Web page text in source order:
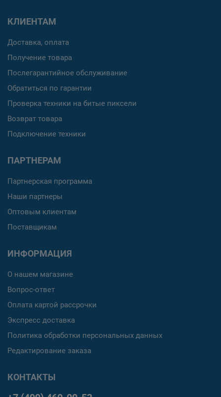
КЛИЕНТАМ
Доставка, оплата
Получение товара
Послегарантийное обслуживание
Обратиться по гарантии
Проверка техники на битые пиксели
Возврат товара
Подключение техники
ПАРТНЕРАМ
Партнерская программа
Наши партнеры
Оптовым клиентам
Поставщикам
ИНФОРМАЦИЯ
О нашем магазине
Вопрос-ответ
Оплата картой рассрочки
Экспресс доставка
Политика обработки персональных данных
Редактирование заказа
КОНТАКТЫ